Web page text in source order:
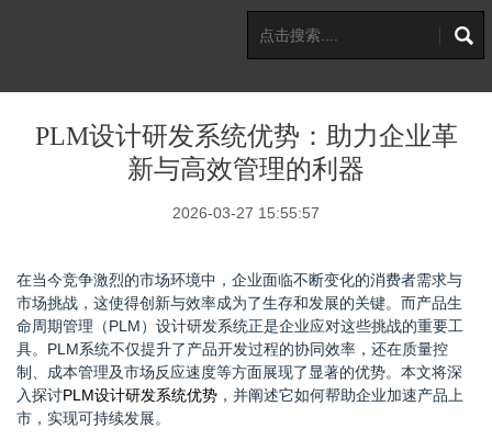
PLM设计研发系统优势：助力企业革
新与高效管理的利器
2026-03-27 15:55:57
在当今竞争激烈的市场环境中，企业面临不断变化的消费者需求与
市场挑战，这使得创新与效率成为了生存和发展的关键。而产品生
命周期管理（PLM）设计研发系统正是企业应对这些挑战的重要工
具。PLM系统不仅提升了产品开发过程的协同效率，还在质量控
制、成本管理及市场反应速度等方面展现了显著的优势。本文将深
入探讨PLM设计研发系统优势 ，并阐述它如何帮助企业加速产品上
市，实现可持续发展。